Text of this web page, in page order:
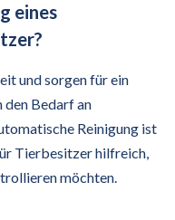
eines
und sorgen für ein
den Bedarf an
Reinigung ist
Tierbesitzer hilfreich,
möchten.